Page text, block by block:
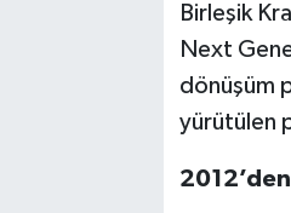
Birleşik
Next
dönüşüm
yürütülen